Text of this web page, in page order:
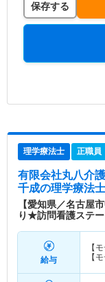
保存する
理学療法士 正職員
有限会社丸八介
千成の理学療法
【愛知県／名古屋
り★訪問看護ステ
給与
【
【